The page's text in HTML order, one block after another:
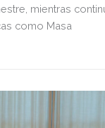
mientras
como Masa